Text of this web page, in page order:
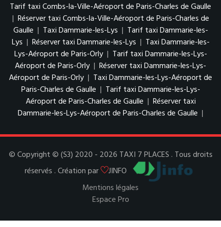
Tarif taxi Combs-la-Ville-Aéroport de Paris-Charles de Gaulle
| Réserver taxi Combs-la-Ville-Aéroport de Paris-Charles de
Gaulle | Taxi Dammarie-les-Lys | Tarif taxi Dammarie-les-
Lys | Réserver taxi Dammarie-les-Lys | Taxi Dammarie-les-
Lys-Aéroport de Paris-Orly | Tarif taxi Dammarie-les-Lys-
Aéroport de Paris-Orly | Réserver taxi Dammarie-les-Lys-
Aéroport de Paris-Orly | Taxi Dammarie-les-Lys-Aéroport de
Paris-Charles de Gaulle | Tarif taxi Dammarie-les-Lys-
Aéroport de Paris-Charles de Gaulle | Réserver taxi
Dammarie-les-Lys-Aéroport de Paris-Charles de Gaulle |
© Copyright © (S3) 2020 - 2026 TAXI 7 PLACES . Tous droits
réservés . Création par
JINFO
Mentions légales
Espace Pro